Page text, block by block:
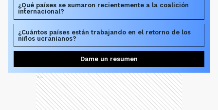
¿Qué países se sumaron recientemente a la coalición
internacional?
¿Cuántos países están trabajando en el retorno de los
niños ucranianos?
Dame un resumen
Ads